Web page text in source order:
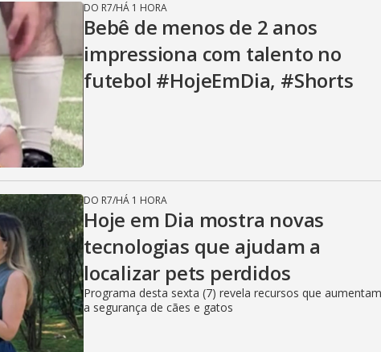
DO R7/HÁ 1 HORA
Bebê de menos de 2 anos
impressiona com talento no
futebol #HojeEmDia, #Shorts
DO R7/HÁ 1 HORA
Hoje em Dia mostra novas
tecnologias que ajudam a
localizar pets perdidos
Programa desta sexta (7) revela recursos que aumentam
a segurança de cães e gatos